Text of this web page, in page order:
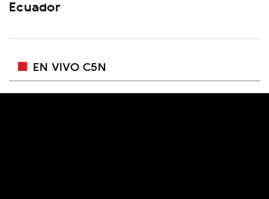
Ecuador
EN VIVO C5N